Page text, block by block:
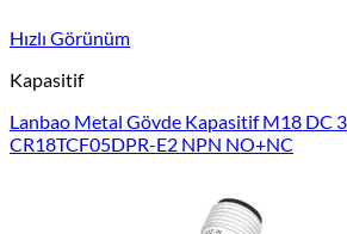
Hızlı Görünüm
Kapasitif
Lanbao Metal Gövde Kapasitif M18 DC
CR18TCF05DPR-E2 NPN NO+NC